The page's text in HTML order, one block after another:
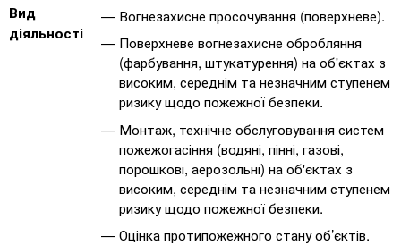
Вид
діяльності
Вогнезахисне просочування (поверхневе).
Поверхневе вогнезахисне обробляння
(фарбування, штукатурення) на об'єктах з
високим, середнім та незначним ступенем
ризику щодо пожежної безпеки.
Монтаж, технічне обслуговування систем
пожежогасіння (водяні, пінні, газові,
порошкові, аерозольні) на об'єктах з
високим, середнім та незначним ступенем
ризику щодо пожежної безпеки.
Оцінка протипожежного стану об’єктів.